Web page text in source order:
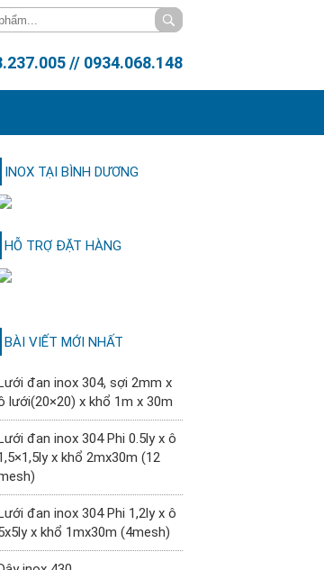
// 0934.068.148
INOX TẠI BÌNH DƯƠNG
HỖ TRỢ ĐẶT HÀNG
BÀI VIẾT MỚI NHẤT
đan inox 304, sợi 2mm x
lưới(20×20) x khổ 1m x 30m
đan inox 304 Phi 0.5ly x ô
x khổ 2mx30m (12
đan inox 304 Phi 1,2ly x ô
x khổ 1mx30m (4mesh)